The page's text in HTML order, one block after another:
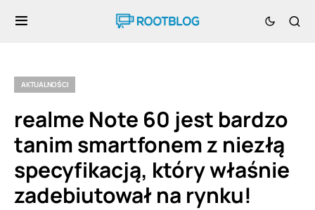
AKTUALNOŚCI
realme Note 60 jest bardzo
tanim smartfonem z niezłą
specyfikacją, który właśnie
zadebiutował na rynku!